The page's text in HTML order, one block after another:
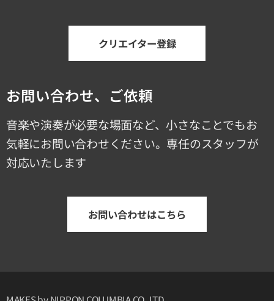
クリエイター登録
お問い合わせ、ご依頼
音楽や演奏が必要な場面など、小さなことでもお
気軽にお問い合わせください。専任のスタッフが
対応いたします
お問い合わせはこちら